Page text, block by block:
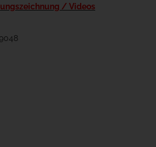
/ Videos